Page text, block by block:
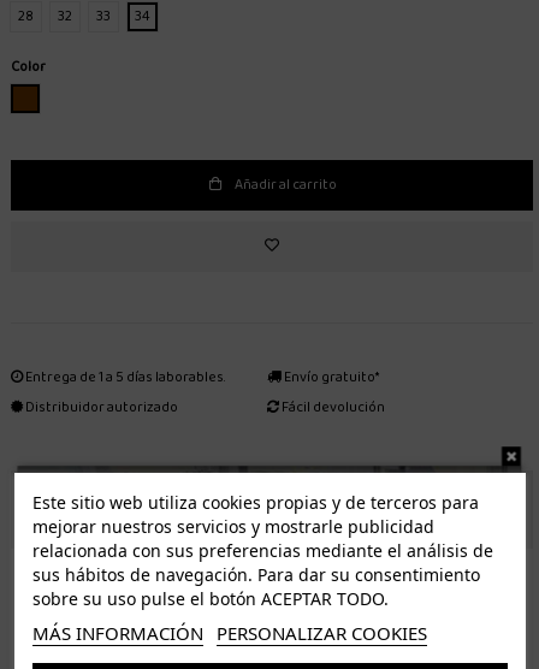
28
32 33
34
Color
Añadir al carrito
Entrega de 1 a 5 días laborables.
Distribuidor autorizado
Envío gratuito*
Fácil devolución
ENVÍO GRATUITO *
ISLAS CANARIAS
Tenerife 3.50€. Gratis a partir de 50€
Resto de islas 5€. Gratis a partir de 50€
Este sitio web utiliza cookies propias y de terceros para
mejorar nuestros servicios y mostrarle publicidad
relacionada con sus preferencias mediante el análisis de
sus hábitos de navegación. Para dar su consentimiento
sobre su uso pulse el botón ACEPTAR TODO.
MÁS INFORMACIÓN PERSONALIZAR COOKIES